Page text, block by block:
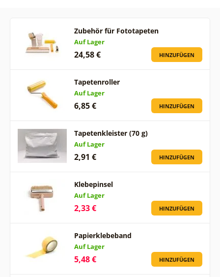
Zubehör für Fototapeten
Auf Lager
24,58 € HINZUFÜGEN
Tapetenroller
Auf Lager
6,85 € HINZUFÜGEN
Tapetenkleister (70 g)
Auf Lager
2,91 € HINZUFÜGEN
Klebepinsel
Auf Lager
2,33 € HINZUFÜGEN
Papierklebeband
Auf Lager
5,48 € HINZUFÜGEN